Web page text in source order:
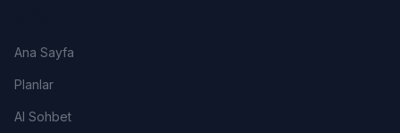
Ana Sayfa
Planlar
AI Sohbet